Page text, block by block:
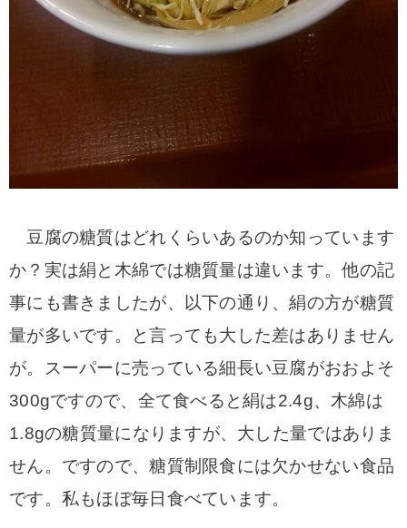
豆腐の糖質はどれくらいあるのか知っています
か？実は絹と木綿では糖質量は違います。他の記
事にも書きましたが、以下の通り、絹の方が糖質
量が多いです。と言っても大した差はありません
が。スーパーに売っている細長い豆腐がおおよそ
300gですので、全て食べると絹は2.4g、木綿は
1.8gの糖質量になりますが、大した量ではありま
せん。ですので、糖質制限食には欠かせない食品
です。私もほぼ毎日食べています。